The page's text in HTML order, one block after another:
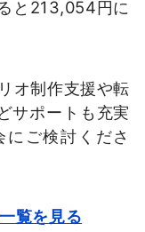
と213,054円に
オ制作支援や転
サポートも充実
ご検討くださ
覧を見る